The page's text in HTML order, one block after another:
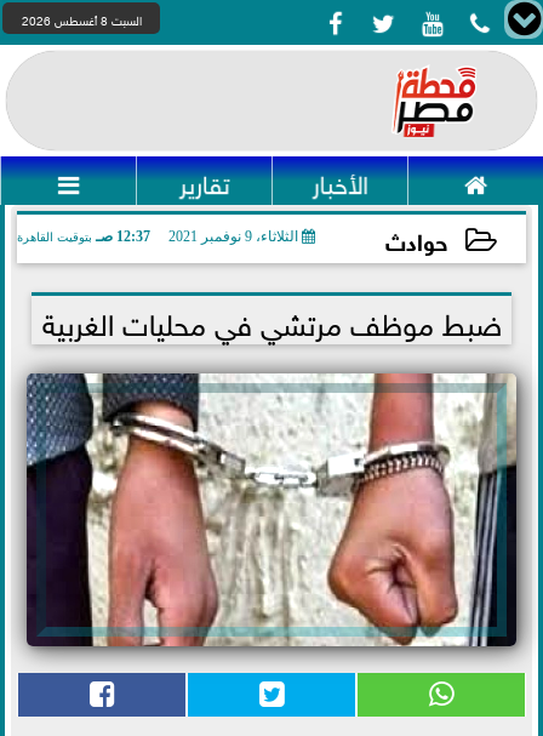
    السبت 8 أغسطس 2026
 الأخبار تقارير 
حوادث الثلاثاء، 9 نوفمبر 2021 12:37 صـ بتوقيت القاهرة
2021-11-09 00:37:55
ضبط موظف مرتشي في محليات الغربية